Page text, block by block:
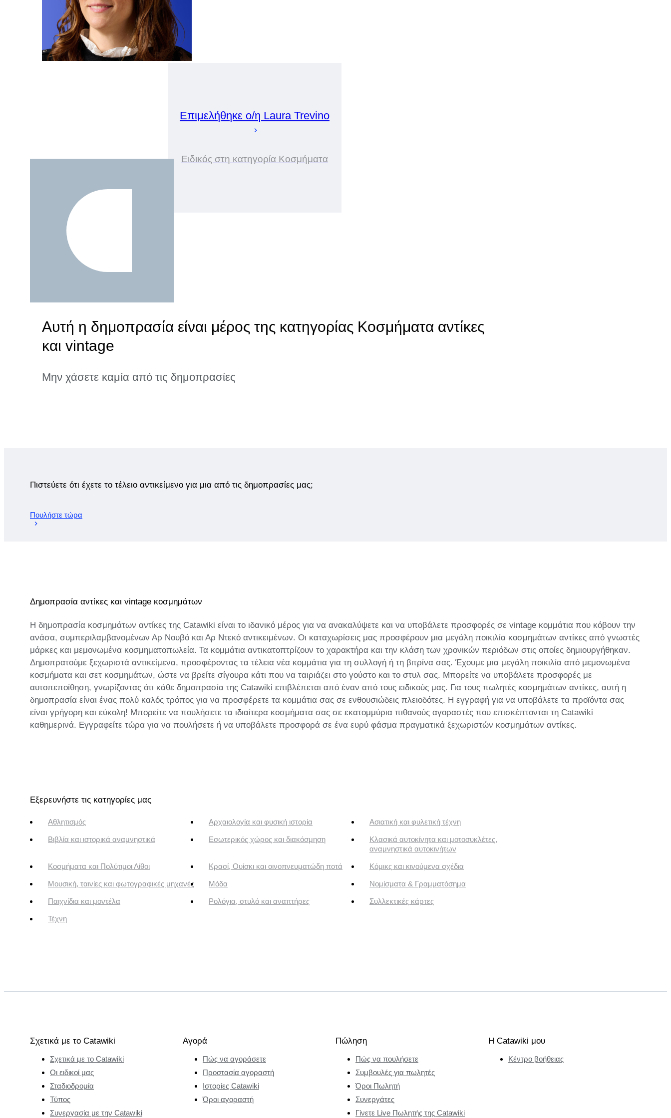
Επιμελήθηκε ο/η Laura Trevino
Ειδικός στη κατηγορία Κοσμήματα
Αυτή η δημοπρασία είναι μέρος της κατηγορίας Κοσμήματα αντίκες
και vintage
Μην χάσετε καμία από τις δημοπρασίες
Πιστεύετε ότι έχετε το τέλειο αντικείμενο για μια από τις δημοπρασίες μας;
Πουλήστε τώρα
Δημοπρασία αντίκες και vintage κοσμημάτων
Η δημοπρασία κοσμημάτων αντίκες της Catawiki είναι το ιδανικό μέρος για να ανακαλύψετε και να υποβάλετε προσφορές σε vintage κομμάτια που κόβουν την
ανάσα, συμπεριλαμβανομένων Αρ Νουβό και Αρ Ντεκό αντικειμένων. Οι καταχωρίσεις μας προσφέρουν μια μεγάλη ποικιλία κοσμημάτων αντίκες από γνωστές
μάρκες και μεμονωμένα κοσμηματοπωλεία. Τα κομμάτια αντικατοπτρίζουν το χαρακτήρα και την κλάση των χρονικών περιόδων στις οποίες δημιουργήθηκαν.
Δημοπρατούμε ξεχωριστά αντικείμενα, προσφέροντας τα τέλεια νέα κομμάτια για τη συλλογή ή τη βιτρίνα σας. Έχουμε μια μεγάλη ποικιλία από μεμονωμένα
κοσμήματα και σετ κοσμημάτων, ώστε να βρείτε σίγουρα κάτι που να ταιριάζει στο γούστο και το στυλ σας. Μπορείτε να υποβάλετε προσφορές με
αυτοπεποίθηση, γνωρίζοντας ότι κάθε δημοπρασία της Catawiki επιβλέπεται από έναν από τους ειδικούς μας. Για τους πωλητές κοσμημάτων αντίκες, αυτή η
δημοπρασία είναι ένας πολύ καλός τρόπος για να προσφέρετε τα κομμάτια σας σε ενθουσιώδεις πλειοδότες. Η εγγραφή για να υποβάλετε τα προϊόντα σας
είναι γρήγορη και εύκολη! Μπορείτε να πουλήσετε τα ιδιαίτερα κοσμήματα σας σε εκατομμύρια πιθανούς αγοραστές που επισκέπτονται τη Catawiki
καθημερινά. Εγγραφείτε τώρα για να πουλήσετε ή να υποβάλετε προσφορά σε ένα ευρύ φάσμα πραγματικά ξεχωριστών κοσμημάτων αντίκες.
Εξερευνήστε τις κατηγορίες μας
Αθλητισμός Αρχαιολογία και φυσική ιστορία Ασιατική και φυλετική τέχνη
Βιβλία και ιστορικά αναμνηστικά Εσωτερικός χώρος και διακόσμηση
Κλασικά αυτοκίνητα και μοτοσυκλέτες,
αναμνηστικά αυτοκινήτων
Κοσμήματα και Πολύτιμοι Λίθοι Κρασί, Ουίσκι και οινοπνευματώδη ποτά Κόμικς και κινούμενα σχέδια
Μουσική, ταινίες και φωτογραφικές μηχανές Μόδα Νομίσματα & Γραμματόσημα
Παιχνίδια και μοντέλα Ρολόγια, στυλό και αναπτήρες Συλλεκτικές κάρτες
Τέχνη
Σχετικά με το Catawiki
Σχετικά με το Catawiki
Οι ειδικοί μας
Σταδιοδρομία
Τύπος
Συνεργασία με την Catawiki
Αγορά
Πώς να αγοράσετε
Προστασία αγοραστή
Ιστορίες Catawiki
Όροι αγοραστή
Πώληση
Πώς να πουλήσετε
Συμβουλές για πωλητές
Όροι Πωλητή
Συνεργάτες
Γίνετε Live Πωλητής της Catawiki
Η Catawiki μου
Κέντρο βοήθειας